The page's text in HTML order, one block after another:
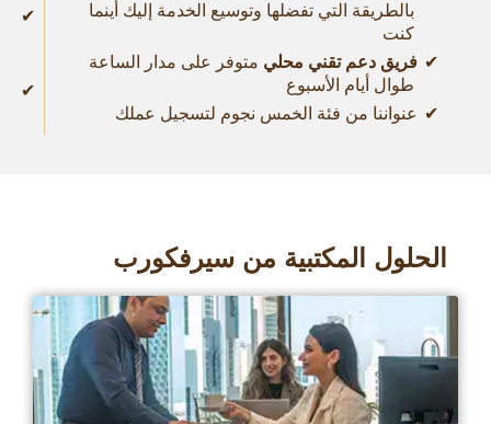
بالطريقة التي تفضلها وتوسيع الخدمة إليك أينما
كنت
فريق دعم تقني محلي متوفر على مدار الساعة
طوال أيام الأسبوع
عنواننا من فئة الخمس نجوم لتسجيل عملك
الحلول المكتبية من سيرفكورب